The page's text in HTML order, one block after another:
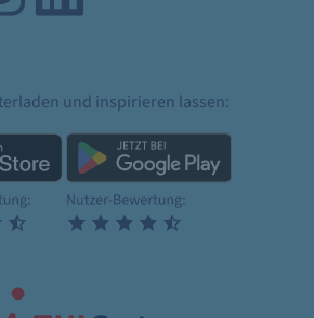
und inspirieren lassen: